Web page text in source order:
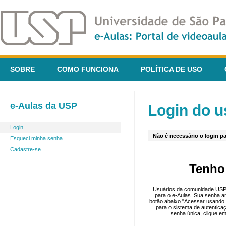
SOBRE COMO FUNCIONA POLÍTICA DE USO
e-Aulas da USP
Login
Esqueci minha senha
Cadastre-se
Login do
Não é necessário o login
Usuários da comunidade
para o e-Aulas. Sua senha
botão abaixo "Acessar
para o sistema de
senha única, clique